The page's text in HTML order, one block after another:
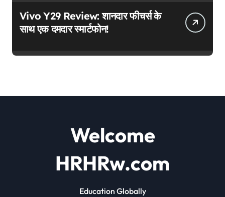
Vivo Y29 Review: शानदार फीचर्स के
साथ एक दमदार स्मार्टफोन!
Welcome
HRHRw.com
Education Globally